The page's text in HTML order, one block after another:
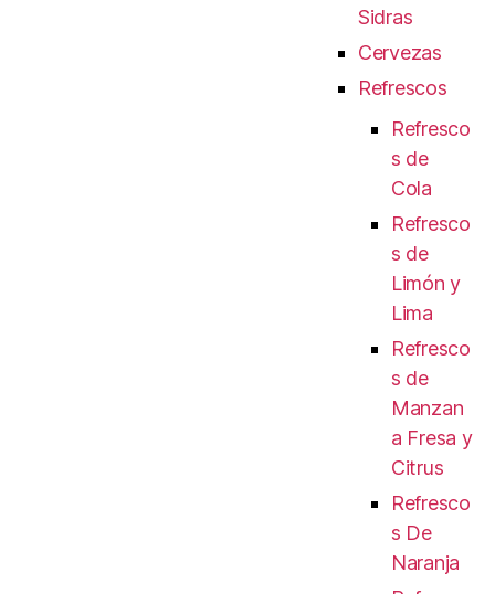
Sidras
Cervezas
Refrescos
Refresco
s de
Cola
Refresco
s de
Limón y
Lima
Refresco
s de
Manzan
a Fresa y
Citrus
Refresco
s De
Naranja